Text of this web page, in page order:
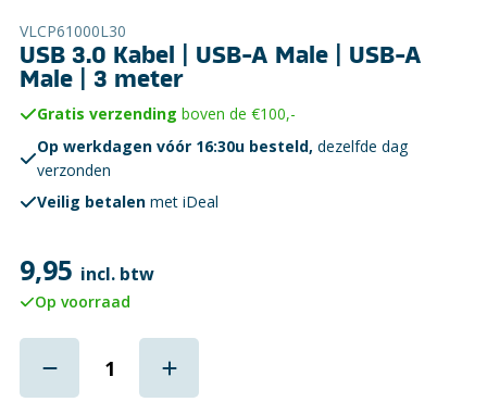
VLCP61000L30
USB 3.0 Kabel | USB-A Male | USB-A
Male | 3 meter
Gratis verzending boven de €100,-
Op werkdagen vóór 16:30u besteld, dezelfde dag
verzonden
Veilig betalen met iDeal
9,95 incl. btw
Op voorraad